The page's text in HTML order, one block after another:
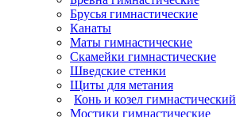
Брусья гимнастические
Канаты
Маты гимнастические
Скамейки гимнастические
Шведские стенки
Щиты для метания
Конь и козел гимнастический
Мостики гимнастические